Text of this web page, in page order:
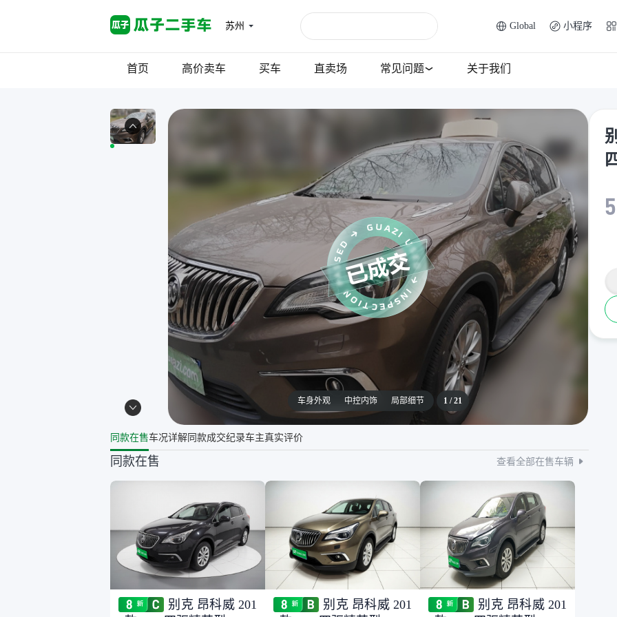
苏州 Global 小程序
首页 高价卖车 买车 直卖场 常见问题 关于我们
车身外观 中控内饰 局部细节 1/21
同款在售车况详解同款成交纪录车主真实评价
同款在售 查看全部在售车辆
别克 昂科威 201
别克 昂科威 201
别克 昂科威 201